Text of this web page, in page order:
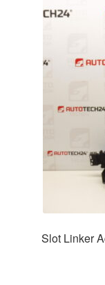
Levering
Mijn account
Wereldwijde
Slot Linker